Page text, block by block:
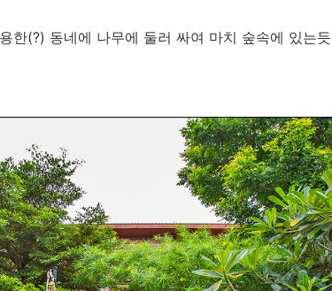
한(?) 동네에 나무에 둘러 싸여 마치 숲속에 있는